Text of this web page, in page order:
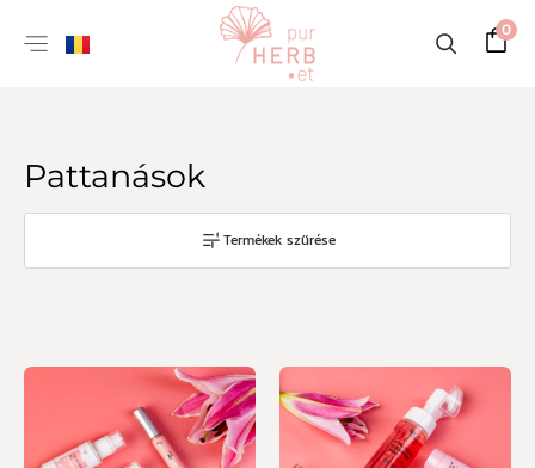
0
Pattanások
Termékek szűrése